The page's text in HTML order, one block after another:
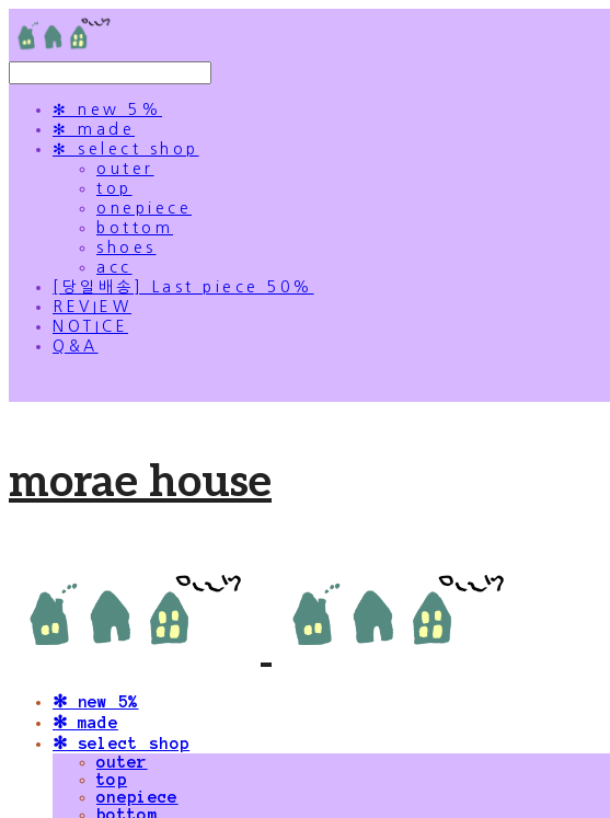
✻ new 5%
✻ made
✻ select shop
outer
top
onepiece
bottom
shoes
acc
[당일배송] Last piece 50%
REVIEW
NOTICE
Q&A
morae house
✻ new 5%
✻ made
✻ select shop
outer
top
onepiece